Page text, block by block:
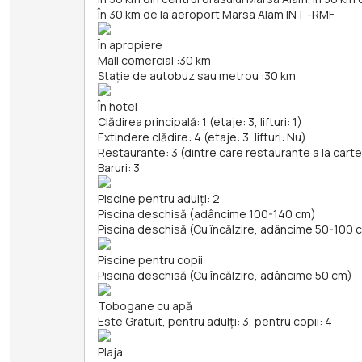
În 30 km de la aeroport Marsa Alam INT -RMF
În apropiere
Mall comercial :30 km
Stație de autobuz sau metrou :30 km
În hotel
Clădirea principală: 1 (etaje: 3, lifturi: 1)
Extindere clădire: 4 (etaje: 3, lifturi: Nu)
Restaurante: 3 (dintre care restaurante a la
Baruri: 3
Piscine pentru adulți: 2
Piscina deschisă (adâncime 100-140 cm)
Piscina deschisă (Cu încălzire, adâncime 50-100
Piscine pentru copii
Piscina deschisă (Cu încălzire, adâncime 50 cm)
Tobogane cu apă
Este Gratuit, pentru adulți: 3, pentru copii: 4
Plaja